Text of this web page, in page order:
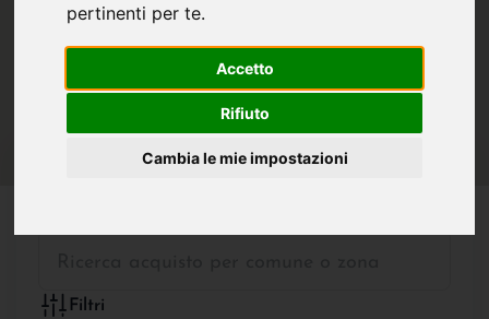
pertinenti per te.
Accetto
Rifiuto
Cambia le mie impostazioni
Filtri